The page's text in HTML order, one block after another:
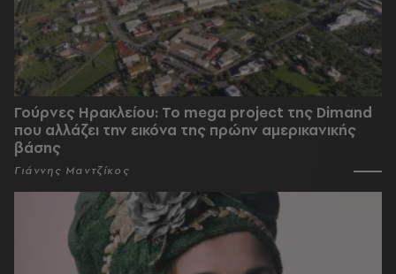
Γούρνες Ηρακλείου: To mega project της Dimand
που αλλάζει την εικόνα της πρώην αμερικανικής
βάσης
Γιάννης Μαντζίκος